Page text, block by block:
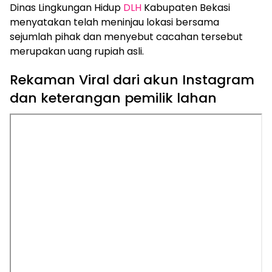
Dinas Lingkungan Hidup DLH Kabupaten Bekasi
menyatakan telah meninjau lokasi bersama
sejumlah pihak dan menyebut cacahan tersebut
merupakan uang rupiah asli.
Rekaman Viral dari akun Instagram
dan keterangan pemilik lahan